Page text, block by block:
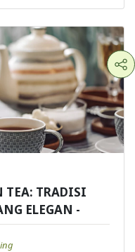
TEA: TRADISI
ELEGAN -